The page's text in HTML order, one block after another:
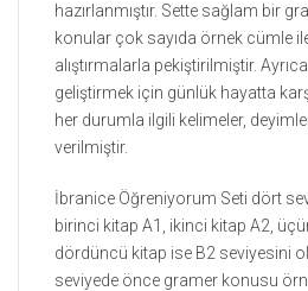
hazırlanmıştır. Sette sağlam bir
konular çok sayıda örnek cümle
alıştırmalarla pekiştirilmiştir.
geliştirmek için günlük hayatta
her durumla ilgili kelimeler,
verilmiştir.
İbranice Öğreniyorum Seti dört
birinci kitap A1, ikinci kitap A2,
dördüncü kitap ise B2 seviyesini
seviyede önce gramer konusu